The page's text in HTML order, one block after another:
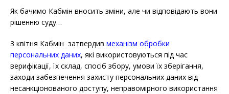
Як бачимо Кабмін вносить зміни, але чи відповідають вони
рішенню суду…
3 квітня Кабмін затвердив механізм обробки
персональних даних, які використовуються під час
верифікації, їх склад, спосіб збору, умови їх зберігання,
заходи забезпечення захисту персональних даних від
несанкціонованого доступу, неправомірного використання